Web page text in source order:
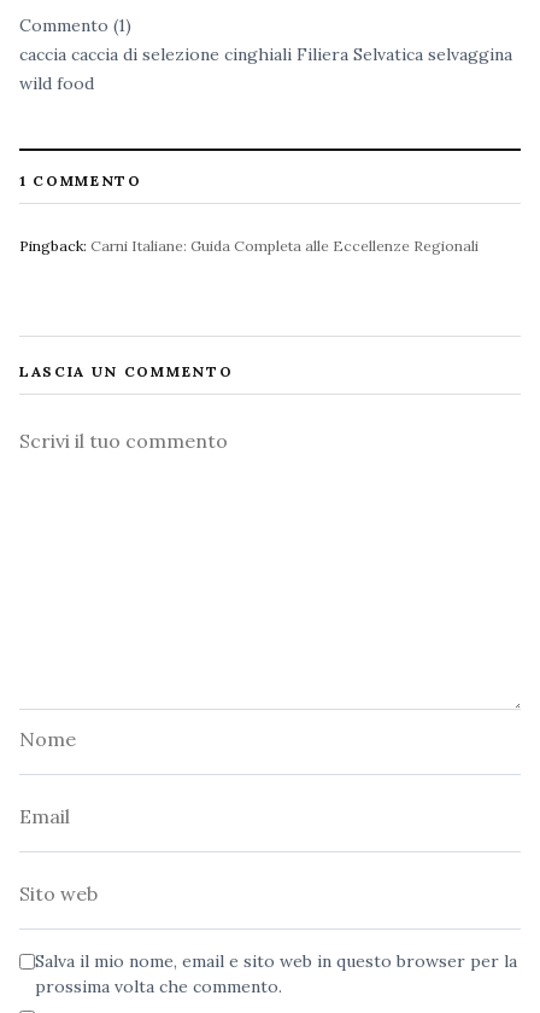
Commento (1)
caccia caccia di selezione cinghiali Filiera Selvatica selvaggina
wild food
1 COMMENTO
Pingback: Carni Italiane: Guida Completa alle Eccellenze Regionali
LASCIA UN COMMENTO
Commento
Salva il mio nome, email e sito web in questo browser per la
prossima volta che commento.